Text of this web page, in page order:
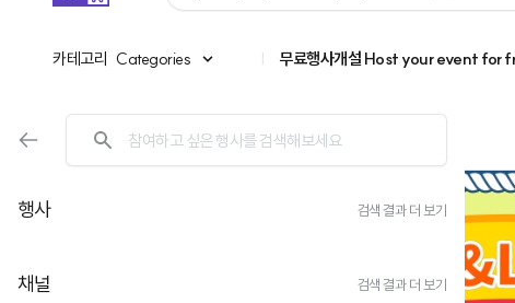
카테고리 Categories
카테고리 | 무료행사개설 Host your event for
행사 검색 결과 더 보기
채널 검색 결과 더 보기